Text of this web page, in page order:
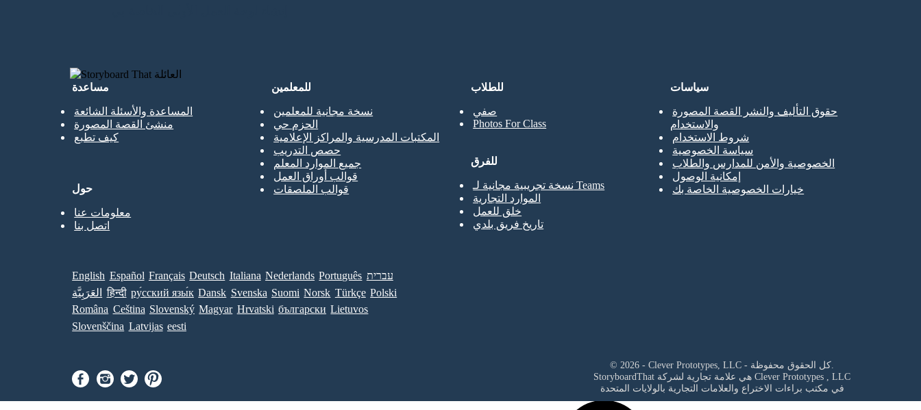
مساعدة
المساعدة والأسئلة الشائعة
منشئ القصة المصورة
كيف تطبع
للطلاب
صفي
Photos For Class
للمعلمين
نسخة مجانية للمعلمين
الحزم حي
المكتبات المدرسية والمراكز الإعلامية
حصص التدريب
جميع الموارد المعلم
قوالب أوراق العمل
قوالب الملصقات
للفرق
نسخة تجريبية مجانية لـ Teams
الموارد التجارية
خلق للعمل
تاريخ فريق بلدي
حول
معلومات عنا
اتصل بنا
سياسات
حقوق التأليف والنشر القصة المصورة
والاستخدام
شروط الاستخدام
سياسة الخصوصية
الخصوصية والأمن للمدارس والطلاب
إمكانية الوصول
خيارات الخصوصية الخاصة بك
English Español Français Deutsch Italiana Nederlands Português עברית
العَرَبِيَّة
हिन्दी ру́сский язы́к Dansk Svenska Suomi Norsk Türkçe Polski
Româna Ceština Slovenský Magyar Hrvatski български Lietuvos
Slovenščina Latvijas eesti
© 2026 - Clever Prototypes, LLC - كل الحقوق محفوظة.
Clever Prototypes , LLC
في مكتب براءات الاختراع والعلامات التجارية بالولايات المتحدة